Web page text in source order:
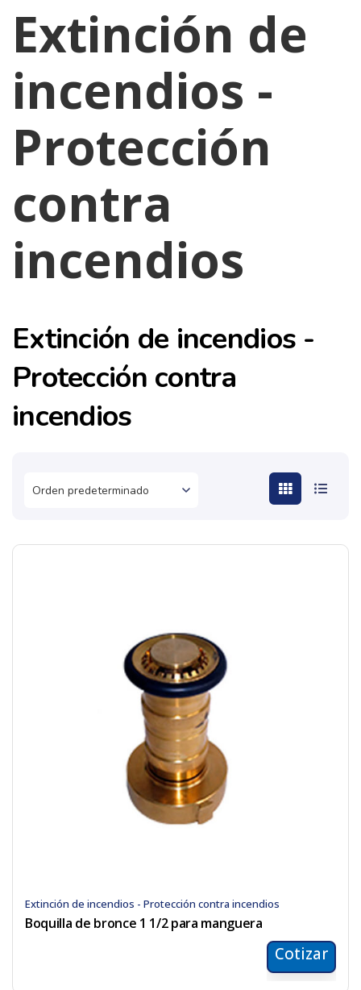
Extinción de
incendios -
Protección
contra
incendios
Extinción de incendios -
Protección contra
incendios
Extinción de incendios - Protección contra incendios
Boquilla de bronce 1 1/2 para manguera
Cotizar